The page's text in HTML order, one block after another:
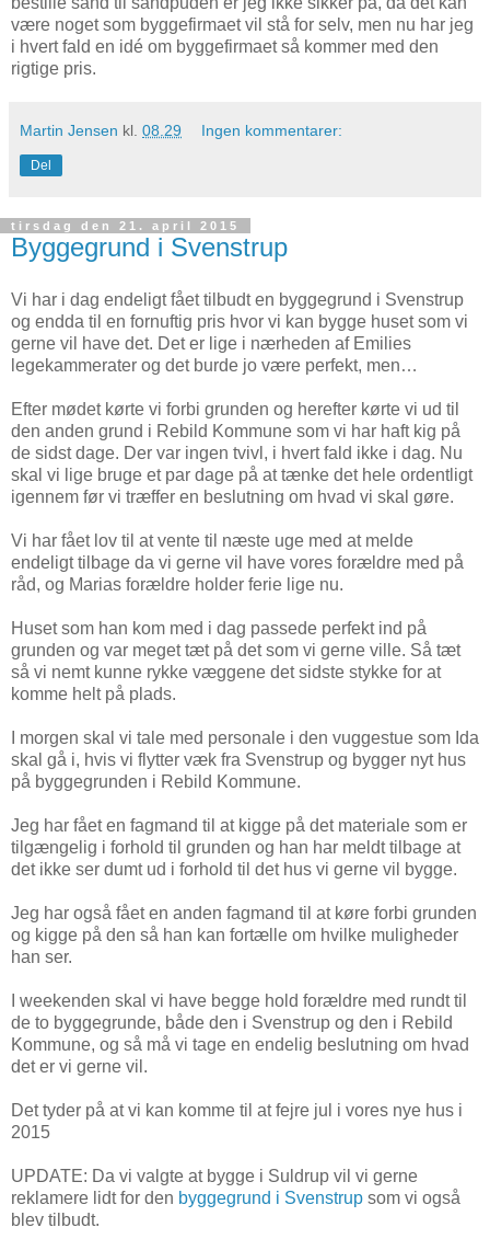
være noget som byggefirmaet vil stå for selv, men nu har jeg
i hvert fald en idé om byggefirmaet så kommer med den
rigtige pris.
Martin Jensen kl. 08.29 Ingen kommentarer:
Del
tirsdag den 21. april 2015
Byggegrund i Svenstrup
Vi har i dag endeligt fået tilbudt en byggegrund i Svenstrup
og endda til en fornuftig pris hvor vi kan bygge huset som vi
gerne vil have det. Det er lige i nærheden af Emilies
legekammerater og det burde jo være perfekt, men…
Efter mødet kørte vi forbi grunden og herefter kørte vi ud til
den anden grund i Rebild Kommune som vi har haft kig på
de sidst dage. Der var ingen tvivl, i hvert fald ikke i dag. Nu
skal vi lige bruge et par dage på at tænke det hele ordentligt
igennem før vi træffer en beslutning om hvad vi skal gøre.
Vi har fået lov til at vente til næste uge med at melde
endeligt tilbage da vi gerne vil have vores forældre med på
råd, og Marias forældre holder ferie lige nu.
Huset som han kom med i dag passede perfekt ind på
grunden og var meget tæt på det som vi gerne ville. Så tæt
så vi nemt kunne rykke væggene det sidste stykke for at
komme helt på plads.
I morgen skal vi tale med personale i den vuggestue som Ida
skal gå i, hvis vi flytter væk fra Svenstrup og bygger nyt hus
på byggegrunden i Rebild Kommune.
Jeg har fået en fagmand til at kigge på det materiale som er
tilgængelig i forhold til grunden og han har meldt tilbage at
det ikke ser dumt ud i forhold til det hus vi gerne vil bygge.
Jeg har også fået en anden fagmand til at køre forbi grunden
og kigge på den så han kan fortælle om hvilke muligheder
han ser.
I weekenden skal vi have begge hold forældre med rundt til
de to byggegrunde, både den i Svenstrup og den i Rebild
Kommune, og så må vi tage en endelig beslutning om hvad
det er vi gerne vil.
Det tyder på at vi kan komme til at fejre jul i vores nye hus i
2015
UPDATE: Da vi valgte at bygge i Suldrup vil vi gerne
reklamere lidt for den byggegrund i Svenstrup som vi også
blev tilbudt.